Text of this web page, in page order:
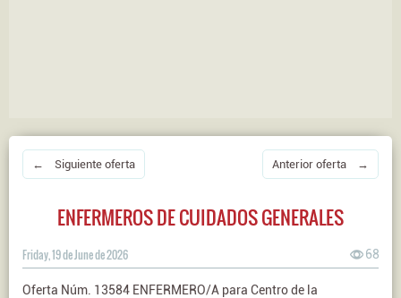
← Siguiente oferta Anterior oferta →
ENFERMEROS DE CUIDADOS GENERALES
Friday, 19 de June de 2026 68
Oferta Núm. 13584 ENFERMERO/A para Centro de la